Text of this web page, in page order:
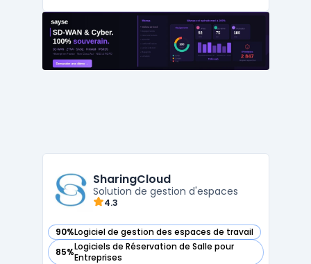
aux équipes de planifier et de gérer
efficacement leurs réservations de salles,
contribuant a ...
SharingCloud
Solution de gestion d'espaces
4.3
90%Logiciel de gestion des espaces de travail
— voir SharingCloud dans cette catégorie
85%Logiciels de Réservation de Salle pour
Entreprises
— voir SharingCloud dans cette catégorie